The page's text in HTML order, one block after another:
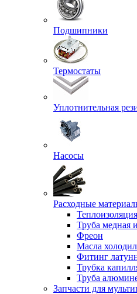
Подшипники
Термостаты
Уплотнительная
Насосы
Расходные
Теплоизоляция
Труба медная
Фреон
Масла
Фитинг
Трубка
Труба
Запчасти для